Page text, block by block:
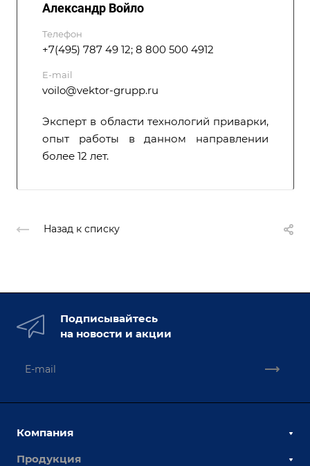
Александр Войло
Телефон
+7(495) 787 49 12; 8 800 500 4912
E-mail
voilo@vektor-grupp.ru
Эксперт в области технологий приварки,
опыт работы в данном направлении
более 12 лет.
Назад к списку
Подписывайтесь
на новости и акции
Компания
О компании
Продукция